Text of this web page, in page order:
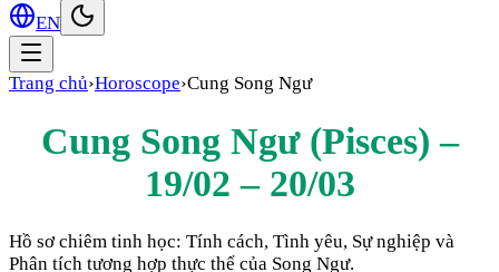
EN
Trang chủ›Horoscope›Cung Song Ngư
Cung Song Ngư(Pisces) –
19/02 – 20/03
Hồ sơ chiêm tinh học: Tính cách, Tình yêu, Sự nghiệp và
Phân tích tương hợp thực thể của Song Ngư.